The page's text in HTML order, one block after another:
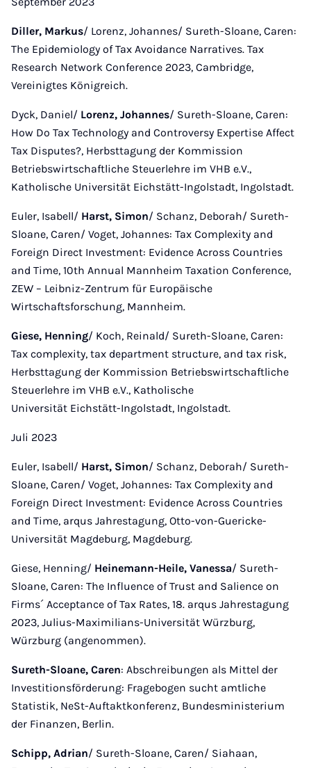
Diller, Markus/ Lorenz, Johannes/ Sureth-Sloane, Caren:
The Epidemiology of Tax Avoidance Narratives. Tax
Research Network Conference 2023, Cambridge,
Vereinigtes Königreich.
Dyck, Daniel/ Lorenz, Johannes/ Sureth-Sloane, Caren:
How Do Tax Technology and Controversy Expertise Affect
Tax Disputes?, Herbsttagung der Kommission
Betriebswirtschaftliche Steuerlehre im VHB e.V.,
Katholische Universität Eichstätt-Ingolstadt, Ingolstadt.
Euler, Isabell/ Harst, Simon/ Schanz, Deborah/ Sureth-
Sloane, Caren/ Voget, Johannes: Tax Complexity and
Foreign Direct Investment: Evidence Across Countries
and Time, 10th Annual Mannheim Taxation Conference,
ZEW – Leibniz-Zentrum für Europäische
Wirtschaftsforschung, Mannheim.
Giese, Henning/ Koch, Reinald/ Sureth-Sloane, Caren:
Tax complexity, tax department structure, and tax risk,
Herbsttagung der Kommission Betriebswirtschaftliche
Steuerlehre im VHB e.V., Katholische
Universität Eichstätt-Ingolstadt, Ingolstadt.
Juli 2023
Euler, Isabell/ Harst, Simon/ Schanz, Deborah/ Sureth-
Sloane, Caren/ Voget, Johannes: Tax Complexity and
Foreign Direct Investment: Evidence Across Countries
and Time, arqus Jahrestagung, Otto-von-Guericke-
Universität Magdeburg, Magdeburg.
Giese, Henning/ Heinemann-Heile, Vanessa/ Sureth-
Sloane, Caren: The Influence of Trust and Salience on
Firms´ Acceptance of Tax Rates, 18. arqus Jahrestagung
2023, Julius-Maximilians-Universität Würzburg,
Würzburg (angenommen).
Sureth-Sloane, Caren: Abschreibungen als Mittel der
Investitionsförderung: Fragebogen sucht amtliche
Statistik, NeSt-Auftaktkonferenz, Bundesministerium
der Finanzen, Berlin.
Schipp, Adrian/ Sureth-Sloane, Caren/ Siahaan,